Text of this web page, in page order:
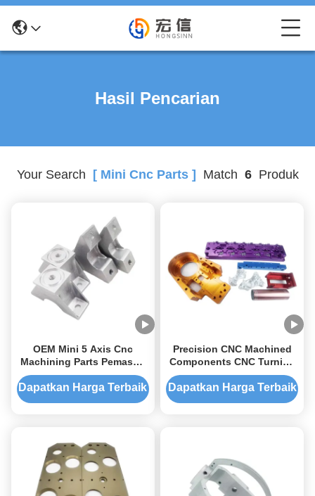
Hasil Pencarian
Your Search [ Mini Cnc Parts ] Match 6Produk
OEM Mini 5 Axis Cnc
Machining Parts Pemasok
Otomotif Precision Cnc
Milling Parts
Dapatkan Harga Terbaik
Precision CNC Machined
Components CNC Turning
Machining Aluminium
Untuk Pencahayaan
Dapatkan Harga Terbaik